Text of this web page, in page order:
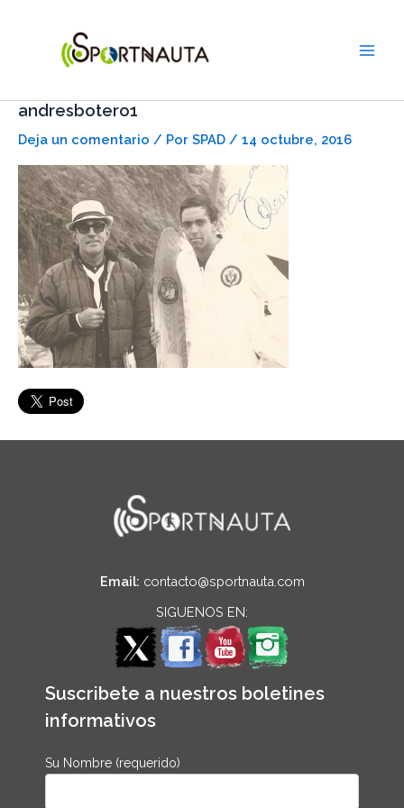
andresbotero1
Deja un comentario / Por SPAD / 14 octubre, 2016
Email: contacto@sportnauta.com
SIGUENOS EN:
Suscribete a nuestros boletines
informativos
Su Nombre (requerido)